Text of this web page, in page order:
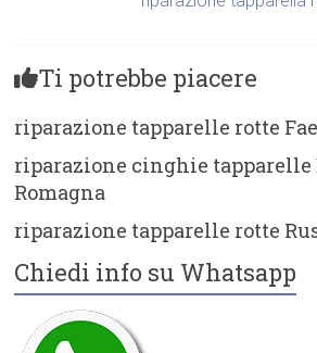
Ti potrebbe piacere
riparazione tapparelle rotte
riparazione cinghie tapparelle
Romagna
riparazione tapparelle rotte
Chiedi info su Whatsapp